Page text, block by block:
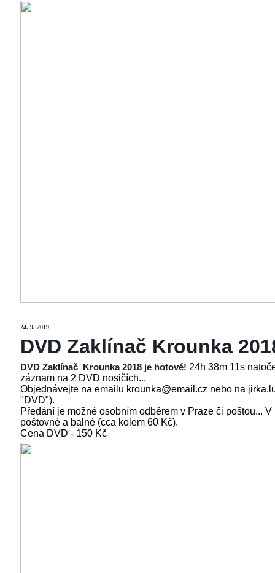
24. 9. 2019
DVD Zaklínač Krounka
DVD Zaklínač Krounka 2018 je hotové! 24h 38m 11s
záznam na 2 DVD nosičích...
Objednávejte na emailu krounka@email.cz nebo na
"DVD").
Předání je možné osobním odběrem v Praze či poštou...
poštovné a balné (cca kolem 60 Kč).
Cena DVD - 150 Kč